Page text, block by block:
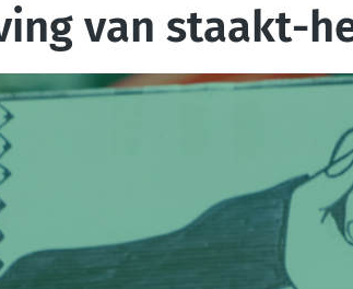
van staakt-